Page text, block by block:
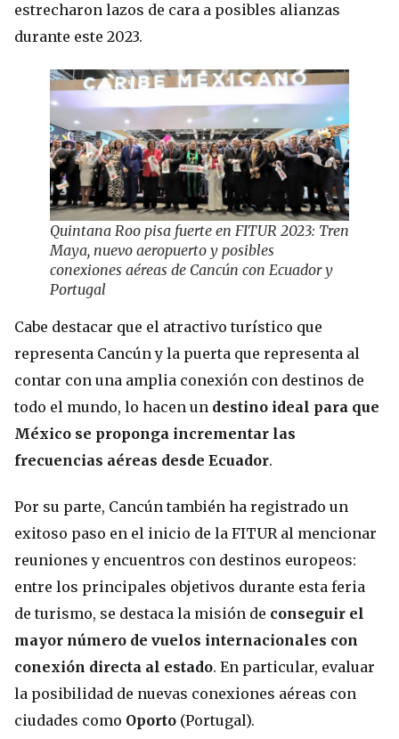
estrecharon lazos de cara a posibles alianzas
durante este 2023.
Quintana Roo pisa fuerte en FITUR 2023: Tren
Maya, nuevo aeropuerto y posibles
conexiones aéreas de Cancún con Ecuador y
Portugal
Cabe destacar que el atractivo turístico que
representa Cancún y la puerta que representa al
contar con una amplia conexión con destinos de
todo el mundo, lo hacen un destino ideal para que
México se proponga incrementar las
frecuencias aéreas desde Ecuador.
Por su parte, Cancún también ha registrado un
exitoso paso en el inicio de la FITUR al mencionar
reuniones y encuentros con destinos europeos:
entre los principales objetivos durante esta feria
de turismo, se destaca la misión de conseguir el
mayor número de vuelos internacionales con
conexión directa al estado. En particular, evaluar
la posibilidad de nuevas conexiones aéreas con
ciudades como Oporto (Portugal).